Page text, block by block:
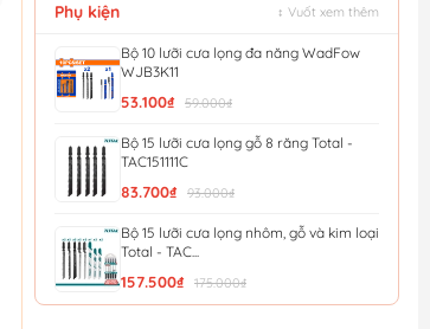
Phụ kiện ↕ Vuốt xem thêm
Bộ 10 lưỡi cưa lọng đa năng WadFow
WJB3K11
53.100₫ 59.000₫
Bộ 15 lưỡi cưa lọng gỗ 8 răng Total -
TAC151111C
83.700₫ 93.000₫
Bộ 15 lưỡi cưa lọng nhôm, gỗ và kim loại
Total - TAC...
157.500₫ 175.000₫